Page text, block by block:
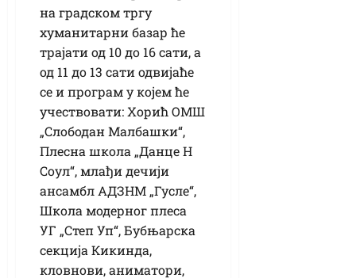
на градском тргу
хуманитарни базар ће
трајати од 10 до 16 сати, а
од 11 до 13 сати одвијаће
се и програм у којем ће
учествовати: Хорић ОМШ
„Слободан Малбашки“,
Плесна школа „Данце Н
Соул“, млађи дечији
ансамбл АДЗНМ „Гусле“,
Школа модерног плеса
УГ „Степ Уп“, Бубњарска
секција Кикинда,
кловнови, аниматори,